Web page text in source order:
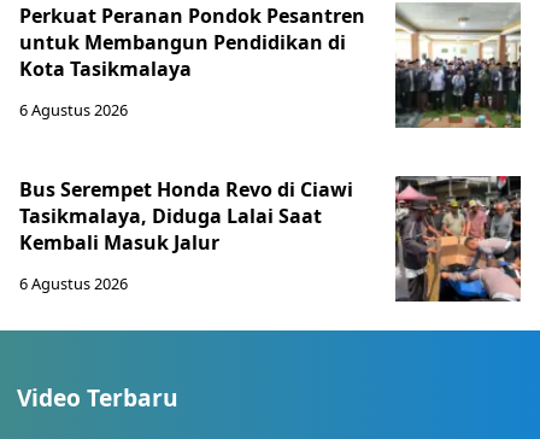
Perkuat Peranan Pondok Pesantren
untuk Membangun Pendidikan di
Kota Tasikmalaya ‎
6 Agustus 2026
Bus Serempet Honda Revo di Ciawi
Tasikmalaya, Diduga Lalai Saat
Kembali Masuk Jalur
6 Agustus 2026
Video Terbaru